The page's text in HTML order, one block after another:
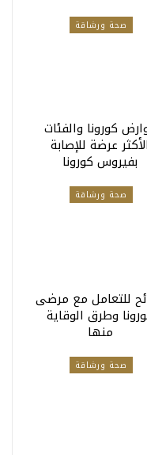
صحة ورشاقة
كورونا والفئات
الأكثر عرضة للإصابة
بفيروس كورونا
صحة ورشاقة
للتعامل مع مرضى
وطرق الوقاية
منها
صحة ورشاقة